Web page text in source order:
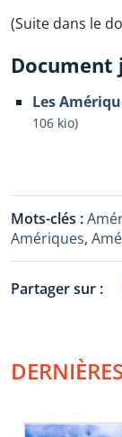
(Suite dans le
Document
Les
106 kio)
Mots-clés :
Amériques,
Partager sur :